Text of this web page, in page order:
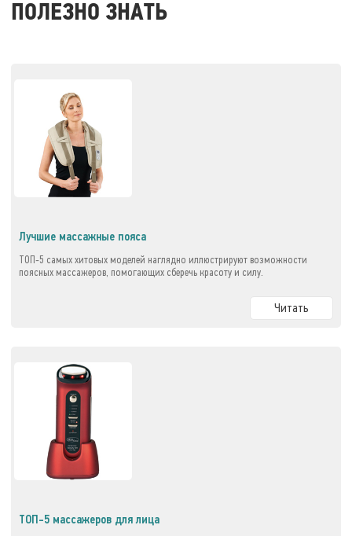
ПОЛЕЗНО ЗНАТЬ
Лучшие массажные пояса
ТОП-5 самых хитовых моделей наглядно иллюстрируют возможности
поясных массажеров, помогающих сберечь красоту и силу.
Читать
ТОП-5 массажеров для лица